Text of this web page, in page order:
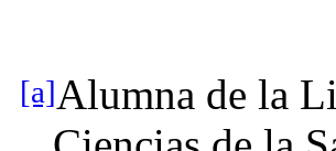
[a]Alumna de la